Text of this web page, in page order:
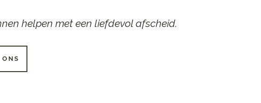
helpen met een liefdevol afscheid.
ONS